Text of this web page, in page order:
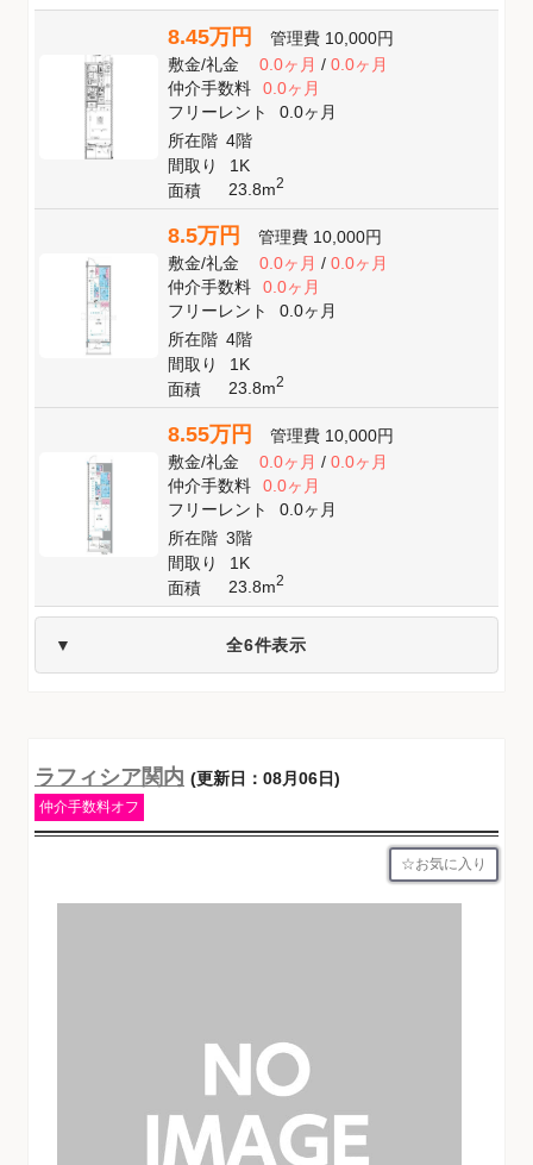
8.45万円 管理費 10,000円
敷金/礼金 0.0ヶ月/ 0.0ヶ月
仲介手数料
0.0ヶ月
フリーレント
0.0ヶ月
所在階 4階
間取り
1K
面積
23.8m2
8.5万円 管理費 10,000円
敷金/礼金 0.0ヶ月/ 0.0ヶ月
仲介手数料
0.0ヶ月
フリーレント
0.0ヶ月
所在階 4階
間取り
1K
面積
23.8m2
8.55万円 管理費 10,000円
敷金/礼金 0.0ヶ月/ 0.0ヶ月
仲介手数料
0.0ヶ月
フリーレント
0.0ヶ月
所在階 3階
間取り
1K
面積
23.8m2
全6件表示
ラフィシア関内 (更新日：08月06日)
仲介手数料オフ
お気に入り